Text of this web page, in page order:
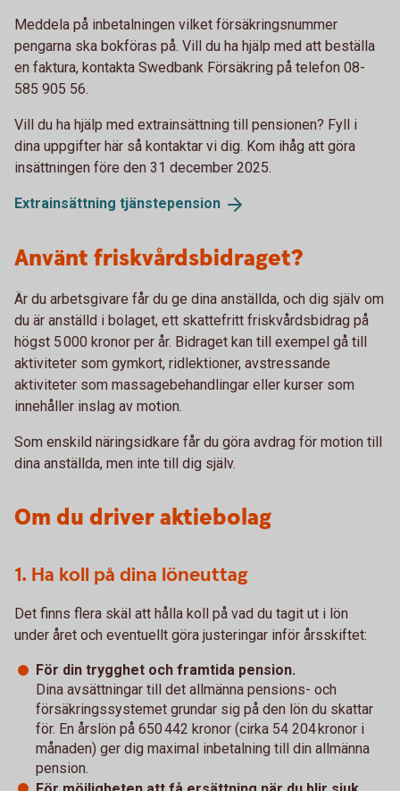
Meddela på inbetalningen vilket försäkringsnummer
pengarna ska bokföras på. Vill du ha hjälp med att beställa
en faktura, kontakta Swedbank Försäkring på telefon 08-
585 905 56.
Vill du ha hjälp med extrainsättning till pensionen? Fyll i
dina uppgifter här så kontaktar vi dig. Kom ihåg att göra
insättningen före den 31 december 2025.
Extrainsättning tjänstepension
Använt friskvårdsbidraget?
Är du arbetsgivare får du ge dina anställda, och dig själv om
du är anställd i bolaget, ett skattefritt friskvårdsbidrag på
högst 5 000 kronor per år. Bidraget kan till exempel gå till
aktiviteter som gymkort, ridlektioner, avstressande
aktiviteter som massagebehandlingar eller kurser som
innehåller inslag av motion.
Som enskild näringsidkare får du göra avdrag för motion till
dina anställda, men inte till dig själv.
Om du driver aktiebolag
1. Ha koll på dina löneuttag
Det finns flera skäl att hålla koll på vad du tagit ut i lön
under året och eventuellt göra justeringar inför årsskiftet:
För din trygghet och framtida pension.
Dina avsättningar till det allmänna pensions- och
försäkringssystemet grundar sig på den lön du skattar
för. En årslön på 650 442 kronor (cirka 54 204 kronor i
månaden) ger dig maximal inbetalning till din allmänna
pension.